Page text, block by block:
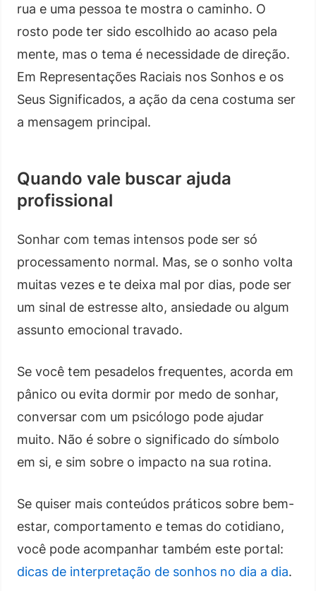
rua e uma pessoa te mostra o caminho. O
rosto pode ter sido escolhido ao acaso pela
mente, mas o tema é necessidade de direção.
Em Representações Raciais nos Sonhos e os
Seus Significados, a ação da cena costuma ser
a mensagem principal.
Quando vale buscar ajuda
profissional
Sonhar com temas intensos pode ser só
processamento normal. Mas, se o sonho volta
muitas vezes e te deixa mal por dias, pode ser
um sinal de estresse alto, ansiedade ou algum
assunto emocional travado.
Se você tem pesadelos frequentes, acorda em
pânico ou evita dormir por medo de sonhar,
conversar com um psicólogo pode ajudar
muito. Não é sobre o significado do símbolo
em si, e sim sobre o impacto na sua rotina.
Se quiser mais conteúdos práticos sobre bem-
estar, comportamento e temas do cotidiano,
você pode acompanhar também este portal:
dicas de interpretação de sonhos no dia a dia.